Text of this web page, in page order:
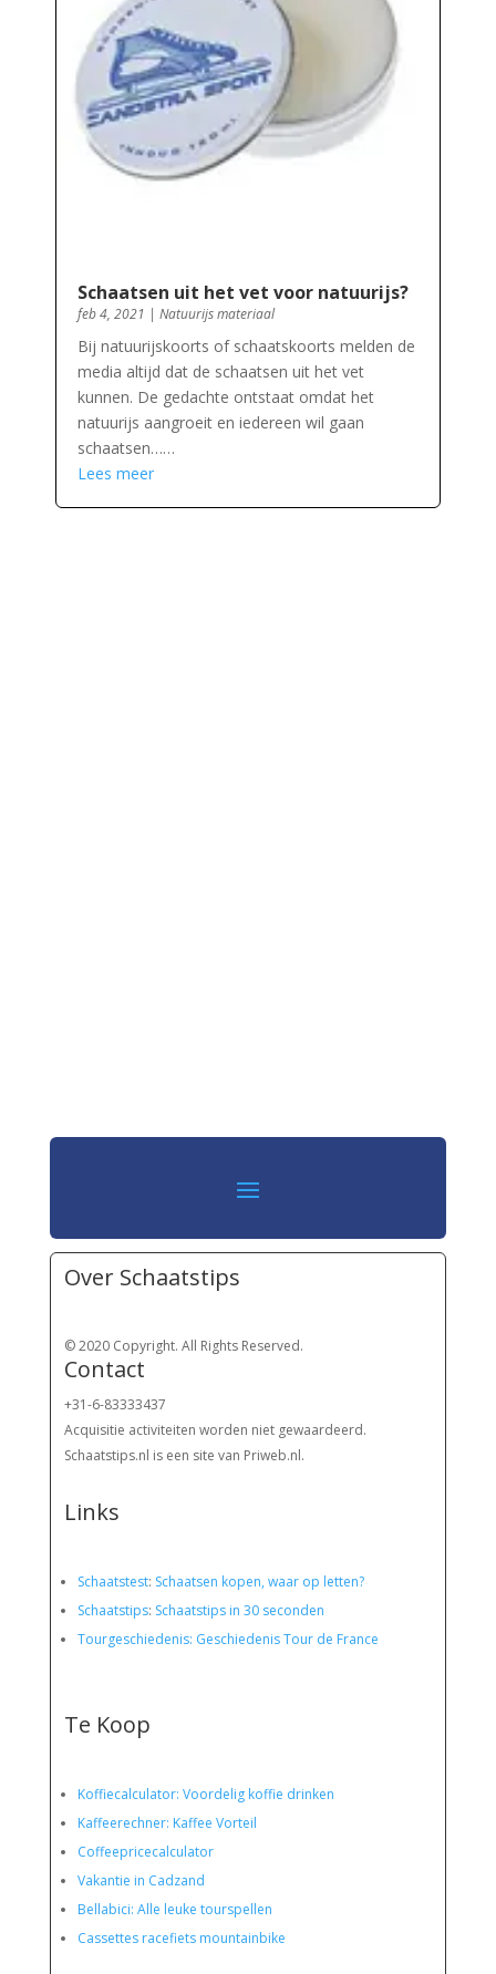
Schaatsen uit het vet voor natuurijs?
feb 4, 2021 | Natuurijs materiaal
Bij natuurijskoorts of schaatskoorts melden de
media altijd dat de schaatsen uit het vet
kunnen. De gedachte ontstaat omdat het
natuurijs aangroeit en iedereen wil gaan
schaatsen……
Lees meer
Over Schaatstips
© 2020 Copyright. All Rights Reserved.
Contact
+31-6-83333437
Acquisitie activiteiten worden niet gewaardeerd.
Schaatstips.nl is een site van Priweb.nl.
Links
Schaatstest: Schaatsen kopen, waar op letten?
Schaatstips: Schaatstips in 30 seconden
Tourgeschiedenis: Geschiedenis Tour de France
Te Koop
Koffiecalculator: Voordelig koffie drinken
Kaffeerechner: Kaffee Vorteil
Coffeepricecalculator
Vakantie in Cadzand
Bellabici: Alle leuke tourspellen
Cassettes racefiets mountainbike